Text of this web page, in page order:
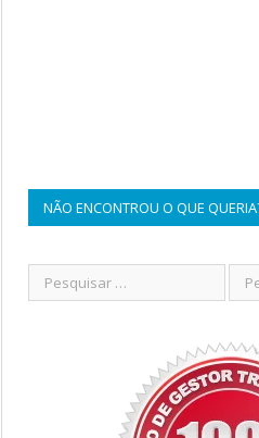
NÃO ENCONTROU O QUE